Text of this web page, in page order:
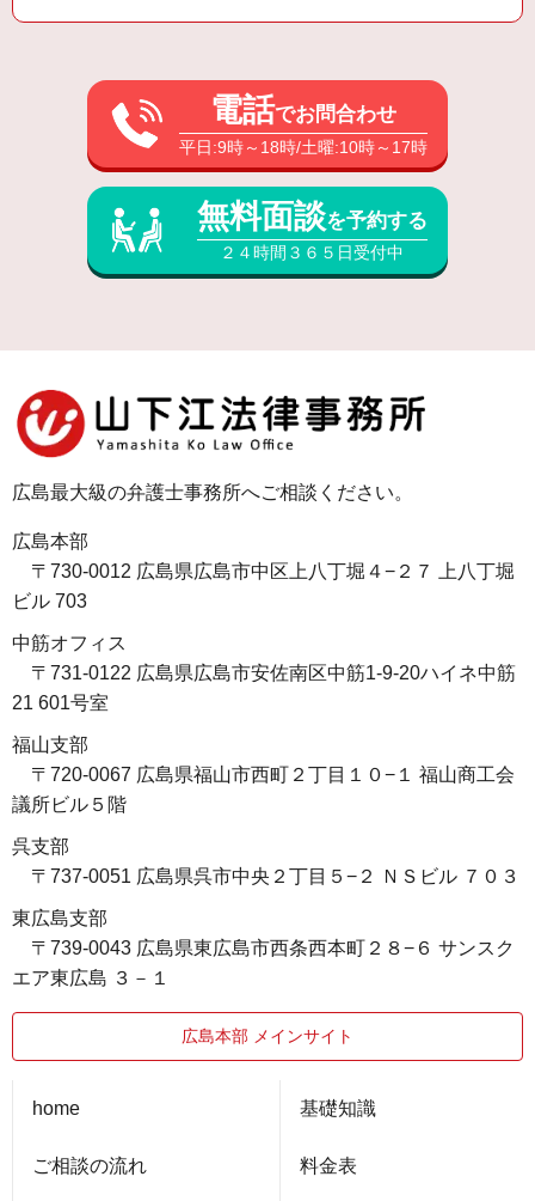
電話でお問合わせ
平日:9時～18時/土曜:10時～17時
無料面談を予約する
２４時間３６５日受付中
広島最大級の弁護士事務所へご相談ください。
広島本部
〒730-0012 広島県広島市中区上八丁堀４−２７ 上八丁堀
ビル 703
中筋オフィス
〒731-0122 広島県広島市安佐南区中筋1-9-20ハイネ中筋
21 601号室
福山支部
〒720-0067 広島県福山市西町２丁目１０−１ 福山商工会
議所ビル５階
呉支部
〒737-0051 広島県呉市中央２丁目５−２ ＮＳビル ７０３
東広島支部
〒739-0043 広島県東広島市西条西本町２８−６ サンスク
エア東広島 ３－１
広島本部 メインサイト
home
ご相談の流れ
基礎知識
料金表